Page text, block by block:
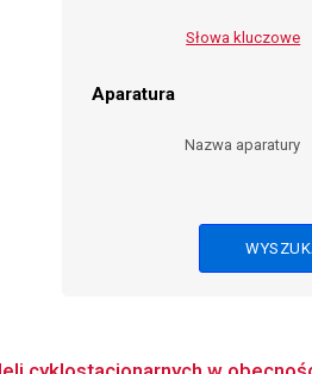
Słowa kluczowe
Aparatura
Nazwa aparatury